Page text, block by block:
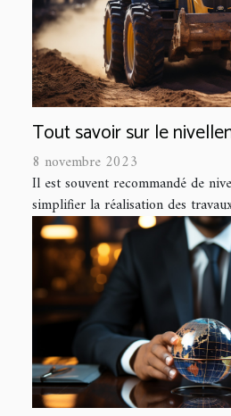
Tout savoir sur le
8 novembre 2023
Il est souvent recommandé de
simplifier la réalisation des